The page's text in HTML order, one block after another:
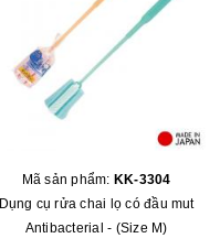
Mã sản phẩm: KK-3304
Dụng cụ rửa chai lọ có đầu mut
Antibacterial - (Size M)